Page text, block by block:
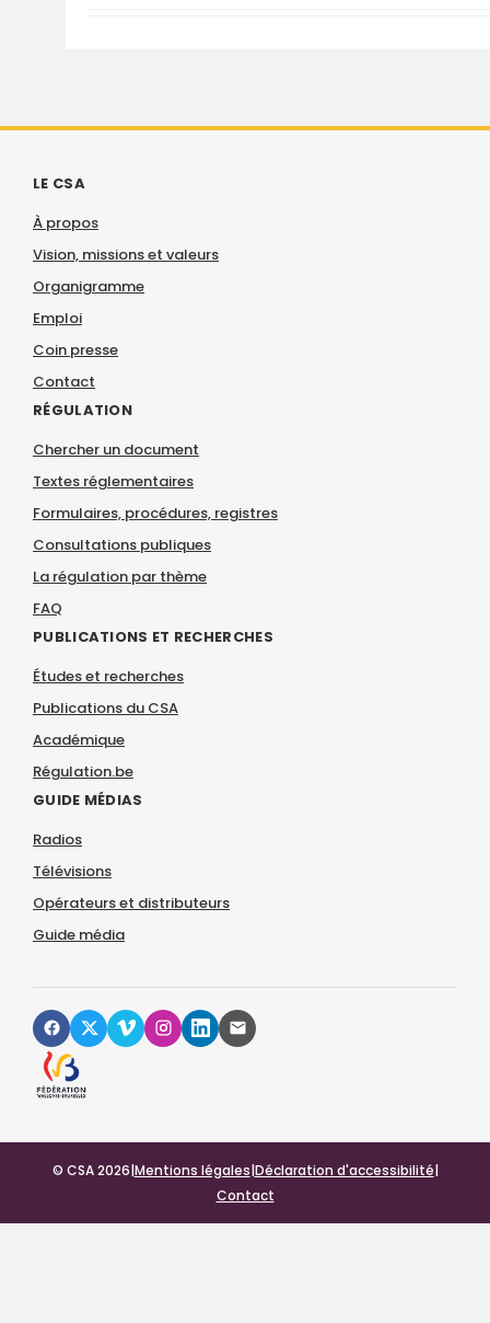
LE CSA
À propos
Vision, missions et valeurs
Organigramme
Emploi
Coin presse
Contact
RÉGULATION
Chercher un document
Textes réglementaires
Formulaires, procédures, registres
Consultations publiques
La régulation par thème
FAQ
PUBLICATIONS ET RECHERCHES
Études et recherches
Publications du CSA
Académique
Régulation.be
GUIDE MÉDIAS
Radios
Télévisions
Opérateurs et distributeurs
Guide média
© CSA 2026|Mentions légales|Déclaration d'accessibilité|
Contact